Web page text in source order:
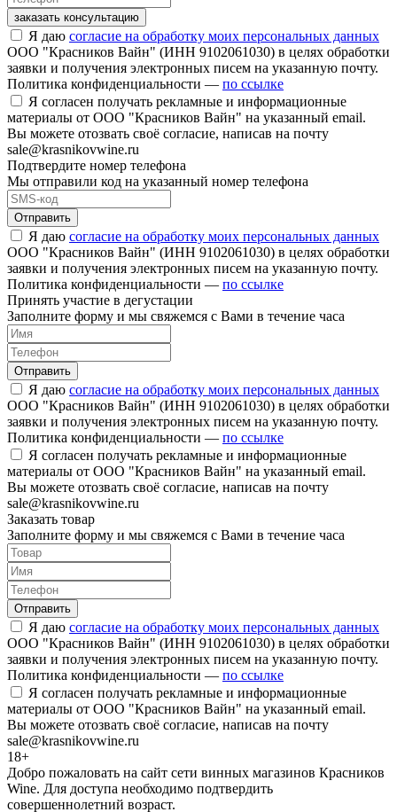
заказать консультацию
Я даю согласие на обработку моих персональных данных
ООО "Красников Вайн" (ИНН 9102061030) в целях обработки
заявки и получения электронных писем на указанную почту.
Политика конфиденциальности — по ссылке
Я согласен получать рекламные и информационные
материалы от ООО "Красников Вайн" на указанный email.
Вы можете отозвать своё согласие, написав на почту
sale@krasnikovwine.ru
Подтвердите номер телефона
Мы отправили код на указанный номер телефона
Отправить
Я даю согласие на обработку моих персональных данных
ООО "Красников Вайн" (ИНН 9102061030) в целях обработки
заявки и получения электронных писем на указанную почту.
Политика конфиденциальности — по ссылке
Принять участие в дегустации
Заполните форму и мы свяжемся с Вами в течение часа
Отправить
Я даю согласие на обработку моих персональных данных
ООО "Красников Вайн" (ИНН 9102061030) в целях обработки
заявки и получения электронных писем на указанную почту.
Политика конфиденциальности — по ссылке
Я согласен получать рекламные и информационные
материалы от ООО "Красников Вайн" на указанный email.
Вы можете отозвать своё согласие, написав на почту
sale@krasnikovwine.ru
Заказать товар
Заполните форму и мы свяжемся с Вами в течение часа
Отправить
Я даю согласие на обработку моих персональных данных
ООО "Красников Вайн" (ИНН 9102061030) в целях обработки
заявки и получения электронных писем на указанную почту.
Политика конфиденциальности — по ссылке
Я согласен получать рекламные и информационные
материалы от ООО "Красников Вайн" на указанный email.
Вы можете отозвать своё согласие, написав на почту
sale@krasnikovwine.ru
18+
Добро пожаловать на сайт сети винных магазинов Красников
Wine. Для доступа необходимо подтвердить
совершеннолетний возраст.